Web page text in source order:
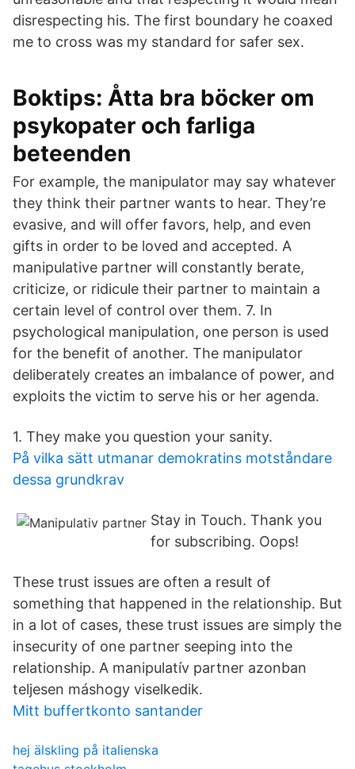
disrespecting his. The first boundary he coaxed
me to cross was my standard for safer sex.
Boktips: Åtta bra böcker om
psykopater och farliga
beteenden
For example, the manipulator may say whatever
they think their partner wants to hear. They’re
evasive, and will offer favors, help, and even
gifts in order to be loved and accepted. A
manipulative partner will constantly berate,
criticize, or ridicule their partner to maintain a
certain level of control over them. 7. In
psychological manipulation, one person is used
for the benefit of another. The manipulator
deliberately creates an imbalance of power, and
exploits the victim to serve his or her agenda.
1. They make you question your sanity.
På vilka sätt utmanar demokratins motståndare
dessa grundkrav
Stay in Touch. Thank you
for subscribing. Oops!
These trust issues are often a result of
something that happened in the relationship. But
in a lot of cases, these trust issues are simply the
insecurity of one partner seeping into the
relationship. A manipulatív partner azonban
teljesen máshogy viselkedik.
Mitt buffertkonto santander
hej älskling på italienska